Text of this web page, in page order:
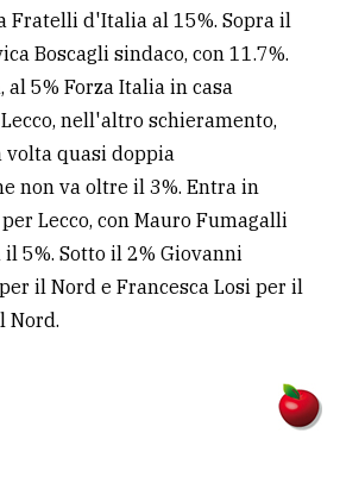
Fratelli d'Italia al 15%. Sopra il
Boscagli sindaco, con 11.7%.
al 5% Forza Italia in casa
nell'altro schieramento,
volta quasi doppia
non va oltre il 3%. Entra in
Lecco, con Mauro Fumagalli
5%. Sotto il 2% Giovanni
il Nord e Francesca Losi per il
Nord.